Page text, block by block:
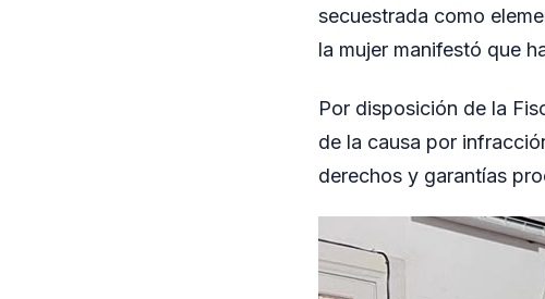
secuestrada como
la mujer manifestó que
Por disposición de la
de la causa por
derechos y garantías